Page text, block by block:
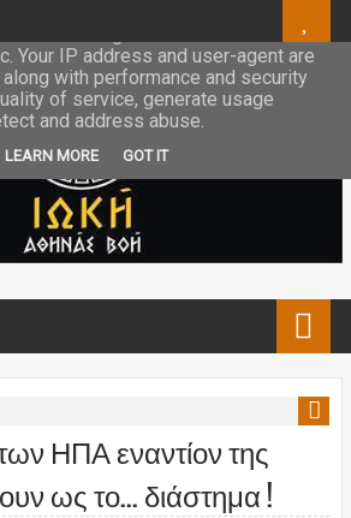
ΗΠΑ εναντίον της
ως το... διάστημα !
from Google to deliver its services
Your IP address and user-agent are
with performance and security
of service, generate usage
and address abuse.
LEARN MORE GOT IT